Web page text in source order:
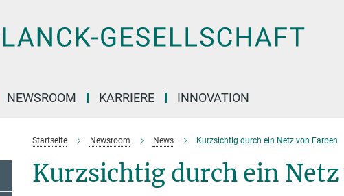
NEWSROOM KARRIERE INNOVATION
Startseite Newsroom News Kurzsichtig durch ein Netz von Farben
Kurzsichtig durch ein